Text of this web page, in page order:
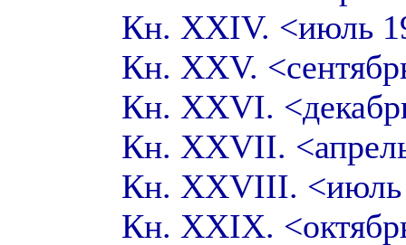
Кн. XXIV. <июль
Кн. XXV.
Кн. XXVI.
Кн. XXVII.
Кн. XXVIII.
Кн. XXIX.